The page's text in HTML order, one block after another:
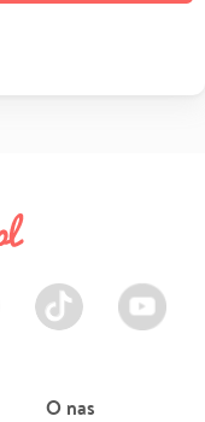
TikTok Youtube
O nas